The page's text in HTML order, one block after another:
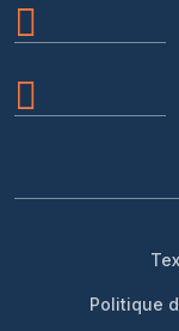
Politique